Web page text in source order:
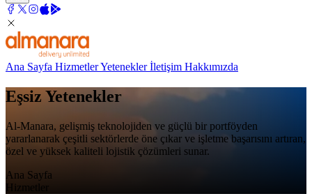
Ana Sayfa HizmetlerYeteneklerİletişim Hakkımızda
Eşsiz Yetenekler
Al-Manara, gelişmiş teknolojiden ve güçlü bir portföyden
yararlanarak çeşitli sektörlerde öne çıkar ve işletme başarısını artıran,
özel ve yüksek kaliteli lojistik çözümleri sunar.
Ana Sayfa
Hizmetler